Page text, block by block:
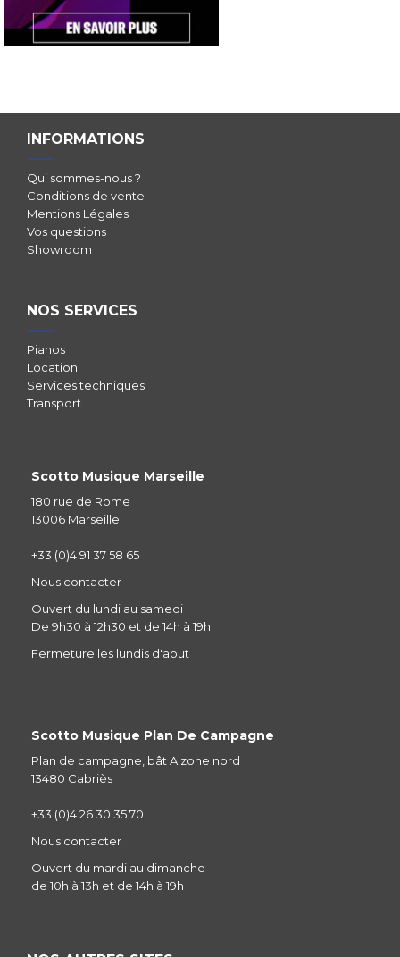
INFORMATIONS
Qui sommes-nous ?
Conditions de vente
Mentions Légales
Vos questions
Showroom
NOS SERVICES
Pianos
Location
Services techniques
Transport
Scotto Musique Marseille
180 rue de Rome
13006 Marseille
+33 (0)4 91 37 58 65
Nous contacter
Ouvert du lundi au samedi
De 9h30 à 12h30 et de 14h à 19h
Fermeture les lundis d'aout
Scotto Musique Plan De Campagne
Plan de campagne, bât A zone nord
13480 Cabriès
+33 (0)4 26 30 35 70
Nous contacter
Ouvert du mardi au dimanche
de 10h à 13h et de 14h à 19h